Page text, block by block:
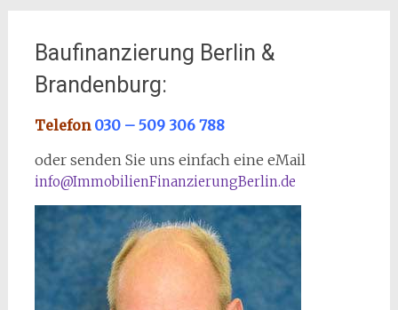
Baufinanzierung Berlin &
Brandenburg:
Telefon 030 – 509 306 788
oder senden Sie uns einfach eine eMail
info@ImmobilienFinanzierungBerlin.de